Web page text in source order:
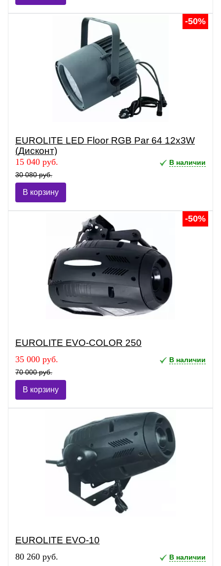
-50%
EUROLITE LED Floor RGB Par 64 12x3W
(Дисконт)
15 040 руб.
30 080 руб.
В наличии
В корзину
-50%
EUROLITE EVO-COLOR 250
35 000 руб.
70 000 руб.
В наличии
В корзину
EUROLITE EVO-10
80 260 руб. В наличии